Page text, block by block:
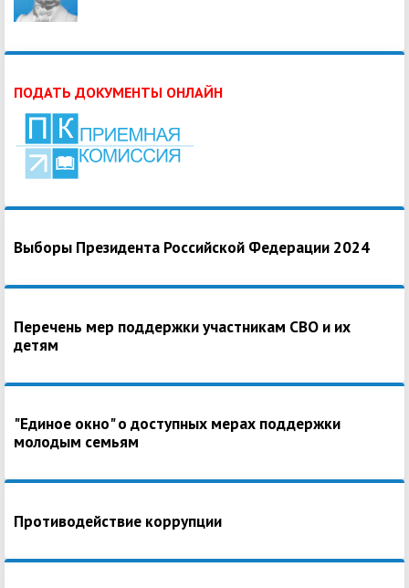
ПОДАТЬ ДОКУМЕНТЫ ОНЛАЙН
Выборы Президента Российской Федерации 2024
Перечень мер поддержки участникам СВО и их
детям
"Единое окно" о доступных мерах поддержки
молодым семьям
Противодействие коррупции